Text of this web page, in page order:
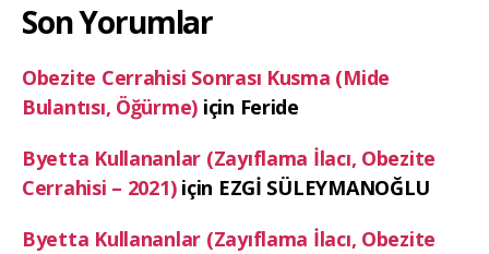
Son Yorumlar
Obezite Cerrahisi Sonrası Kusma (Mide
Bulantısı, Öğürme) için Feride
Byetta Kullananlar (Zayıflama İlacı, Obezite
Cerrahisi – 2021)için EZGİ SÜLEYMANOĞLU
Byetta Kullananlar (Zayıflama İlacı, Obezite